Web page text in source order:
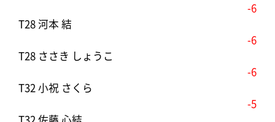
-6
T28 河本 結
-6
T28 ささき しょうこ
-6
T32 小祝 さくら
-5